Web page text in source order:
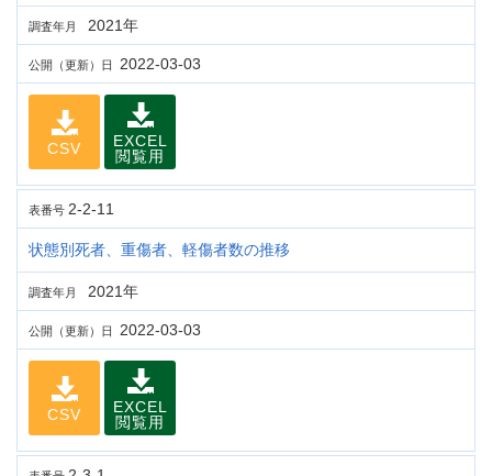
調査年月 2021年
公開（更新）日 2022-03-03
CSV
EXCEL
閲覧用
表番号 2-2-11
状態別死者、重傷者、軽傷者数の推移
調査年月 2021年
公開（更新）日 2022-03-03
CSV
EXCEL
閲覧用